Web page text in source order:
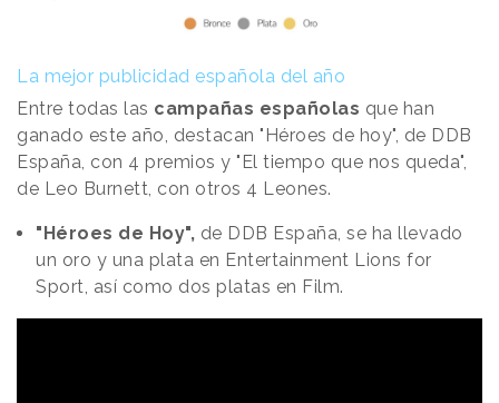
La mejor publicidad española del año
Entre todas las campañas españolas que han
ganado este año, destacan "Héroes de hoy", de DDB
España, con 4 premios y "El tiempo que nos queda",
de Leo Burnett, con otros 4 Leones.
"Héroes de Hoy", de DDB España, se ha llevado
un oro y una plata en Entertainment Lions for
Sport, así como dos platas en Film.